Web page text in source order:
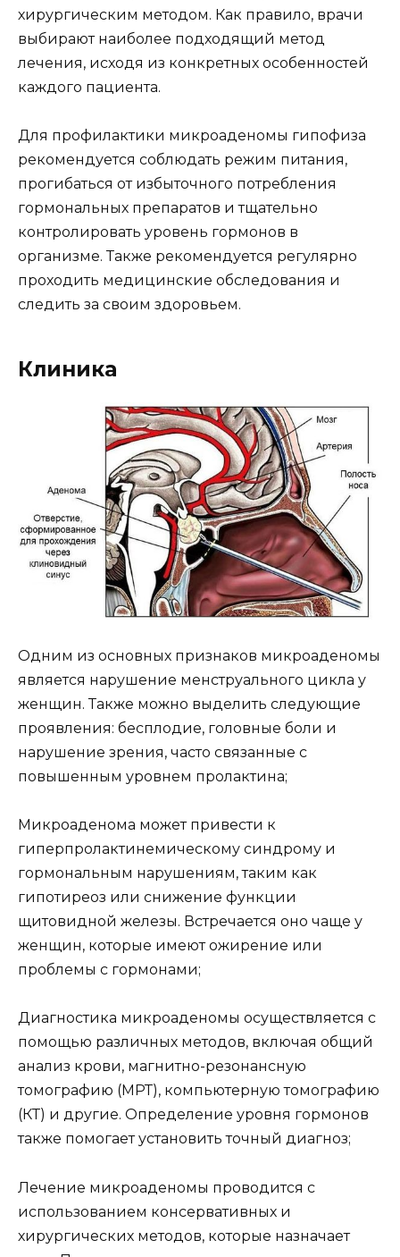
хирургическим методом. Как правило, врачи
выбирают наиболее подходящий метод
лечения, исходя из конкретных особенностей
каждого пациента.
Для профилактики микроаденомы гипофиза
рекомендуется соблюдать режим питания,
прогибаться от избыточного потребления
гормональных препаратов и тщательно
контролировать уровень гормонов в
организме. Также рекомендуется регулярно
проходить медицинские обследования и
следить за своим здоровьем.
Клиника
Одним из основных признаков микроаденомы
является нарушение менструального цикла у
женщин. Также можно выделить следующие
проявления: бесплодие, головные боли и
нарушение зрения, часто связанные с
повышенным уровнем пролактина;
Микроаденома может привести к
гиперпролактинемическому синдрому и
гормональным нарушениям, таким как
гипотиреоз или снижение функции
щитовидной железы. Встречается оно чаще у
женщин, которые имеют ожирение или
проблемы с гормонами;
Диагностика микроаденомы осуществляется с
помощью различных методов, включая общий
анализ крови, магнитно-резонансную
томографию (МРТ), компьютерную томографию
(КТ) и другие. Определение уровня гормонов
также помогает установить точный диагноз;
Лечение микроаденомы проводится с
использованием консервативных и
хирургических методов, которые назначает